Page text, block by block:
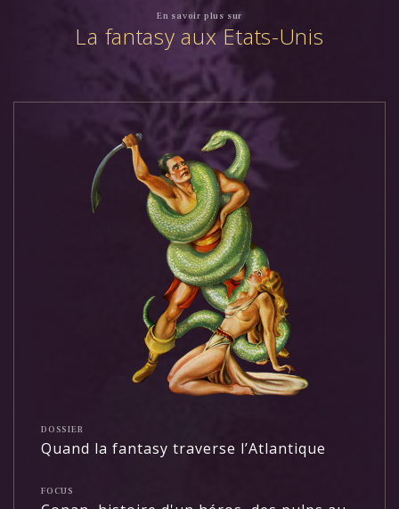
En savoir plus sur
La fantasy aux Etats-Unis
DOSSIER
Quand la fantasy traverse l’Atlantique
FOCUS